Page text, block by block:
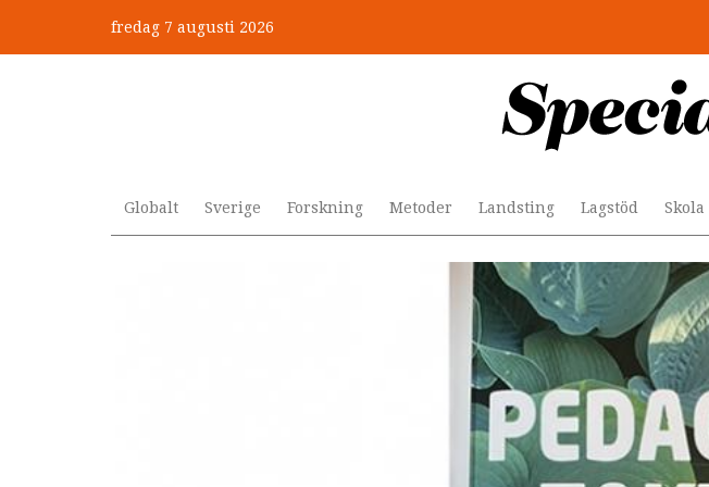
huvudinnehåll
fredag 7 augusti 2026
Globalt Sverige Forskning Metoder Landsting Lagstöd Skola
”Jobbet gick bra – just därför togs stödet bort”